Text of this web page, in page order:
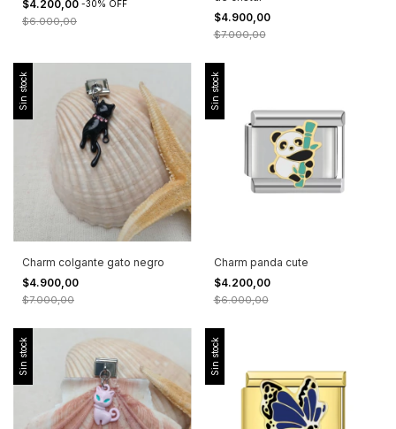
$4.200,00 -30% OFF
$6.000,00
$4.900,00
$7.000,00
Sin stock
Charm colgante gato negro
$4.900,00
$7.000,00
Sin stock
Charm panda cute
$4.200,00
$6.000,00
Sin stock Sin stock